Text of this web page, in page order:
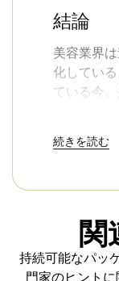
結論
美容業界
化してい
ている今
ーは、現
の、信頼
化粧品に
続きを読む
関
持続可能なパッ
門家のヒント